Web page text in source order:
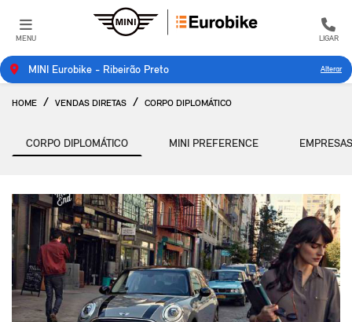
MENU LIGAR
MINI Eurobike - Ribeirão Preto Alterar
HOME VENDAS DIRETAS CORPO DIPLOMÁTICO
MINI PREFERENCE EMPRESAS
CORPO DIPLOMÁTICO